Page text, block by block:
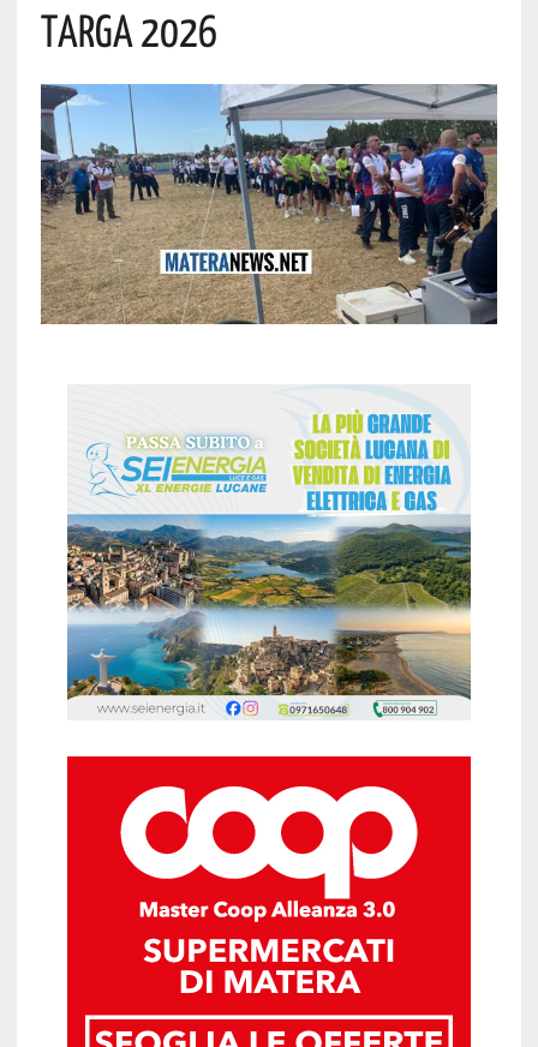
Targa 2026